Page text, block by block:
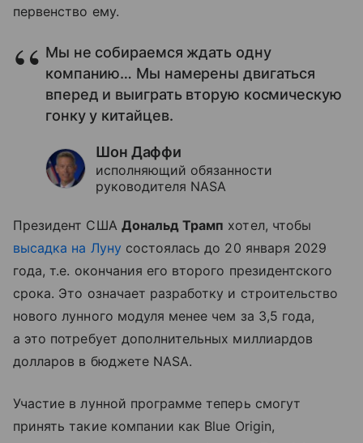
первенство ему.
Мы не собираемся ждать одну
компанию… Мы намерены двигаться
вперед и выиграть вторую космическую
гонку у китайцев.
Шон Даффи
исполняющий обязанности
руководителя NASA
Президент США Дональд Трамп хотел, чтобы
высадка на Луну состоялась до 20 января 2029
года, т.е. окончания его второго президентского
срока. Это означает разработку и строительство
нового лунного модуля менее чем за 3,5 года,
а это потребует дополнительных миллиардов
долларов в бюджете NASA.
Участие в лунной программе теперь смогут
принять такие компании как Blue Origin,